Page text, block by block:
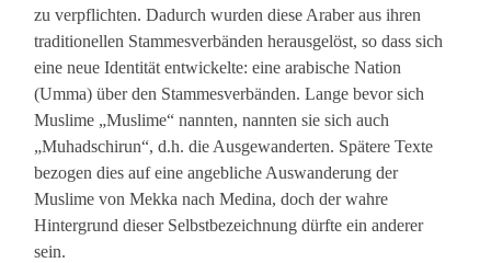
zu verpflichten. Dadurch wurden diese Araber aus ihren
traditionellen Stammesverbänden herausgelöst, so dass sich
eine neue Identität entwickelte: eine arabische Nation
(Umma) über den Stammesverbänden. Lange bevor sich
Muslime „Muslime“ nannten, nannten sie sich auch
„Muhadschirun“, d.h. die Ausgewanderten. Spätere Texte
bezogen dies auf eine angebliche Auswanderung der
Muslime von Mekka nach Medina, doch der wahre
Hintergrund dieser Selbstbezeichnung dürfte ein anderer
sein.